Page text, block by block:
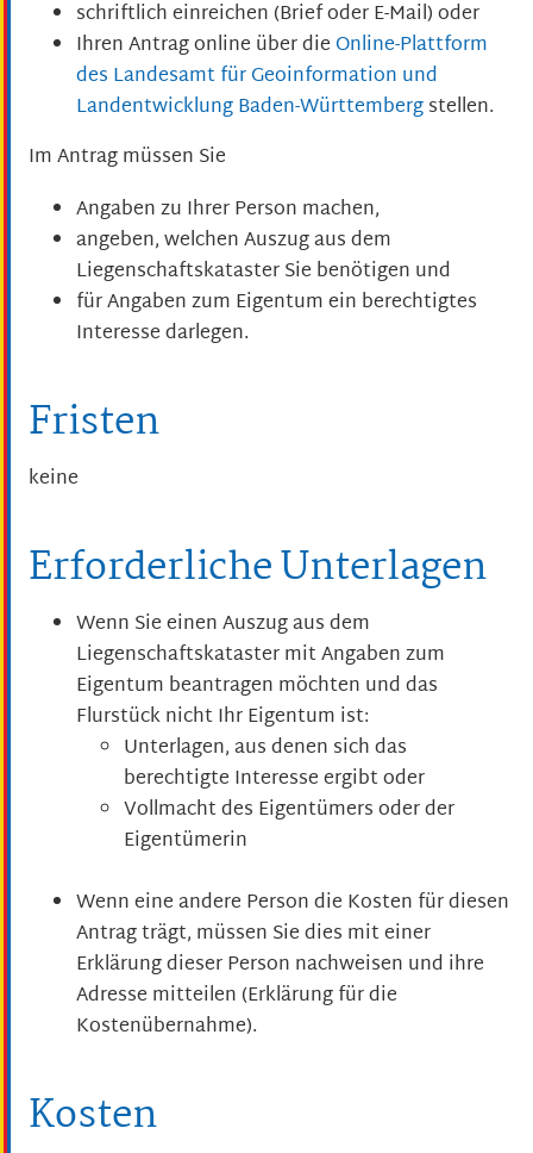
schriftlich einreichen (Brief oder E-Mail) oder
Ihren Antrag online über die Online-Plattform
des Landesamt für Geoinformation und
Landentwicklung Baden-Württembergstellen.
Im Antrag müssen Sie
Angaben zu Ihrer Person machen,
angeben, welchen Auszug aus dem
Liegenschaftskataster Sie benötigen und
für Angaben zum Eigentum ein berechtigtes
Interesse darlegen.
Fristen
keine
Erforderliche Unterlagen
Wenn Sie einen Auszug aus dem
Liegenschaftskataster mit Angaben zum
Eigentum beantragen möchten und das
Flurstück nicht Ihr Eigentum ist:
Unterlagen, aus denen sich das
berechtigte Interesse ergibt oder
Vollmacht des Eigentümers oder der
Eigentümerin
Wenn eine andere Person die Kosten für diesen
Antrag trägt, müssen Sie dies mit einer
Erklärung dieser Person nachweisen und ihre
Adresse mitteilen (Erklärung für die
Kostenübernahme).
Kosten